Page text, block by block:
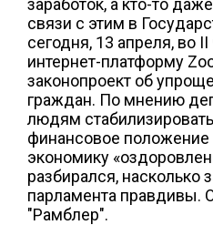
связи с этим в
сегодня, 13 апреля, во
интернет-платформу
законопроект об
граждан. По мнению
людям
финансовое положение
экономику
разбирался, насколько
парламента правдивы.
"Рамблер".